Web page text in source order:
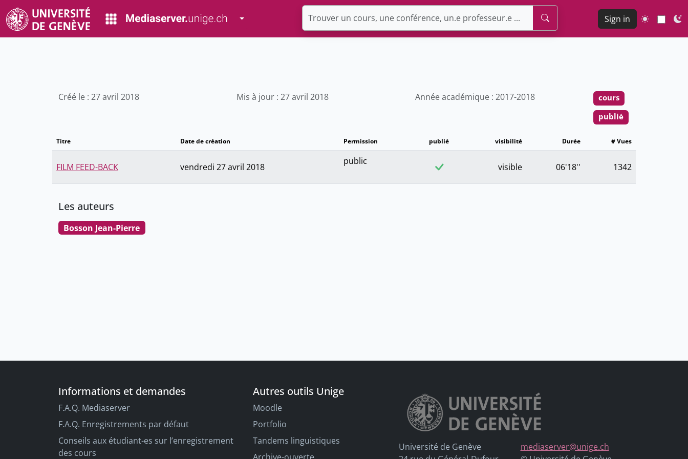
Toggle Dropdown Sign in
Créé le : 27 avril 2018 Mis à jour : 27 avril 2018 Année académique : 2017-2018
cours
publié
Titre Date de création Permission publié visibilité Durée # Vues
FILM FEED-BACK vendredi 27 avril 2018
public
visible 06'18'' 1342
Les auteurs
Bosson Jean-Pierre
Informations et demandes
F.A.Q. Mediaserver
F.A.Q. Enregistrements par défaut
Conseils aux étudiant-es sur l’enregistrement
des cours
Autres outils Unige
Moodle
Portfolio
Tandems linguistiques
Université de Genève
mediaserver@unige.ch